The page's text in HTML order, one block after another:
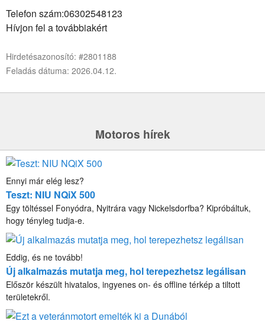
Telefon szám:06302548123
Hívjon fel a továbbiakért
Hirdetésazonosító: #2801188
Feladás dátuma: 2026.04.12.
Motoros hírek
Ennyi már elég lesz?
Teszt: NIU NQiX 500
Egy töltéssel Fonyódra, Nyitrára vagy Nickelsdorfba? Kipróbáltuk,
hogy tényleg tudja-e.
Eddig, és ne tovább!
Új alkalmazás mutatja meg, hol terepezhetsz legálisan
Először készült hivatalos, ingyenes on- és offline térkép a tiltott
területekről.